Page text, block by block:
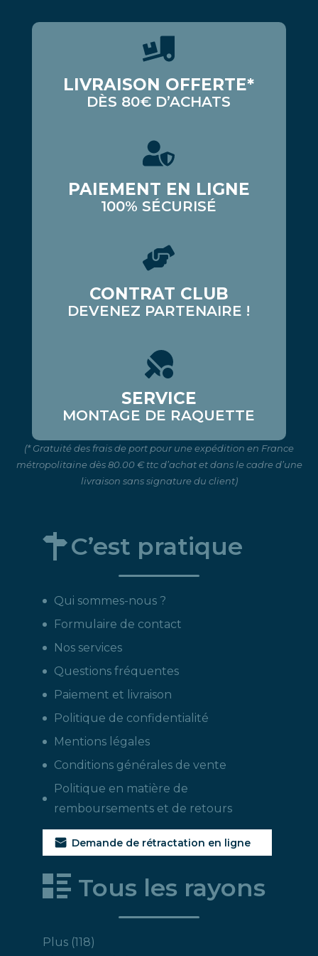
LIVRAISON OFFERTE*
DÈS 80€ D’ACHATS
PAIEMENT EN LIGNE
100% SÉCURISÉ
CONTRAT CLUB
DEVENEZ PARTENAIRE !
SERVICE
MONTAGE DE RAQUETTE
(* Gratuité des frais de port pour une expédition en France
métropolitaine dès 80.00 € ttc d’achat et dans le cadre d’une
livraison sans signature du client)
C’est pratique
Qui sommes-nous ?
Formulaire de contact
Nos services
Questions fréquentes
Paiement et livraison
Politique de confidentialité
Mentions légales
Conditions générales de vente
Politique en matière de
remboursements et de retours
Demande de rétractation en ligne
Tous les rayons
Plus 118118